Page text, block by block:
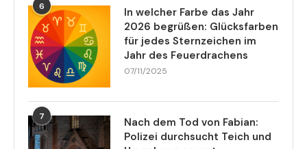
6
In welcher Farbe das Jahr
2026 begrüßen: Glücksfarben
für jedes Sternzeichen im
Jahr des Feuerdrachens
07/11/2025
7
Nach dem Tod von Fabian:
Polizei durchsucht Teich und